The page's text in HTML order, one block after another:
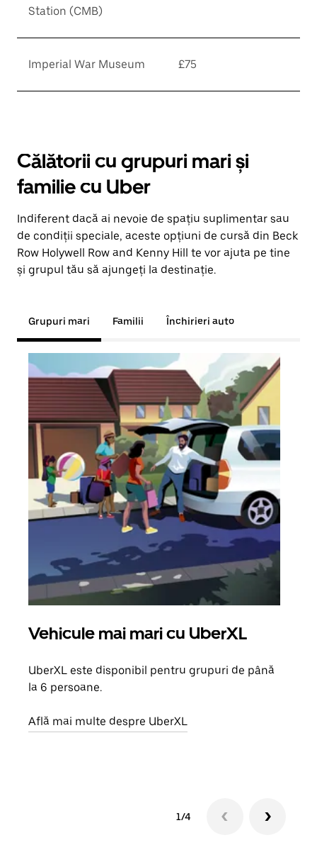
Station (CMB)
Imperial War Museum £75
Călătorii cu grupuri mari și
familie cu Uber
Indiferent dacă ai nevoie de spațiu suplimentar sau
de condiții speciale, aceste opțiuni de cursă din Beck
Row Holywell Row and Kenny Hill te vor ajuta pe tine
și grupul tău să ajungeți la destinație.
Grupuri mari Familii Închirieri auto
Vehicule mai mari cu UberXL
UberXL este disponibil pentru grupuri de până
la 6 persoane.
Află mai multe despre UberXL
1/4